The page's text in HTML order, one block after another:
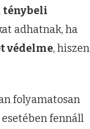
ténybeli
adhatnak, ha
védelme, hiszen
folyamatosan
fennáll